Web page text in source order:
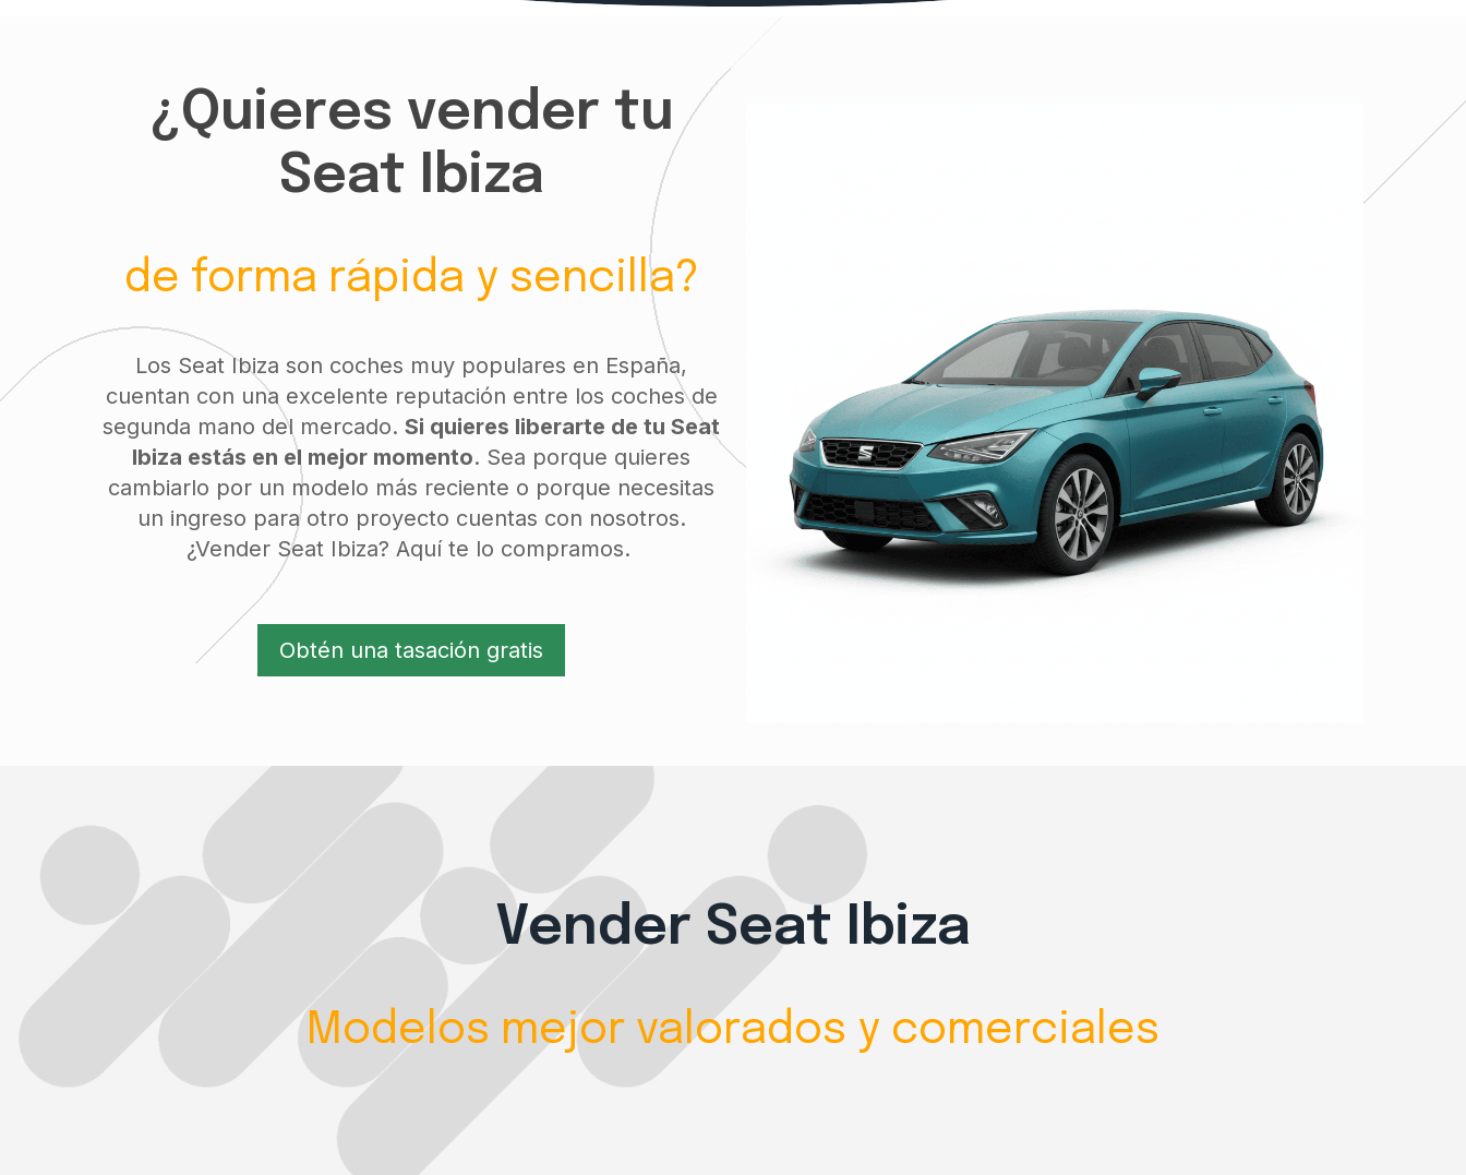
¿Quieres vender tu
Seat Ibiza
de forma rápida y sencilla?
Los Seat Ibiza son coches muy populares en España,
cuentan con una excelente reputación entre los coches de
segunda mano del mercado. Si quieres liberarte de tu Seat
Ibiza estás en el mejor momento. Sea porque quieres
cambiarlo por un modelo más reciente o porque necesitas
un ingreso para otro proyecto cuentas con nosotros.
¿Vender Seat Ibiza? Aquí te lo compramos.
Obtén una tasación gratis
Vender Seat Ibiza
Modelos mejor valorados y comerciales